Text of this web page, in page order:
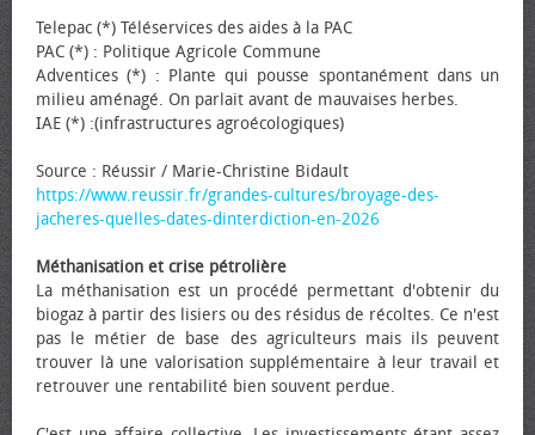
Telepac (*) Téléservices des aides à la PAC
PAC (*) : Politique Agricole Commune
Adventices (*) : Plante qui pousse spontanément dans un
milieu aménagé. On parlait avant de mauvaises herbes.
IAE (*) :(infrastructures agroécologiques)
Source : Réussir / Marie-Christine Bidault
https://www.reussir.fr/grandes-cultures/broyage-des-
jacheres-quelles-dates-dinterdiction-en-2026
Méthanisation et crise pétrolière
La méthanisation est un procédé permettant d'obtenir du
biogaz à partir des lisiers ou des résidus de récoltes. Ce n'est
pas le métier de base des agriculteurs mais ils peuvent
trouver là une valorisation supplémentaire à leur travail et
retrouver une rentabilité bien souvent perdue.